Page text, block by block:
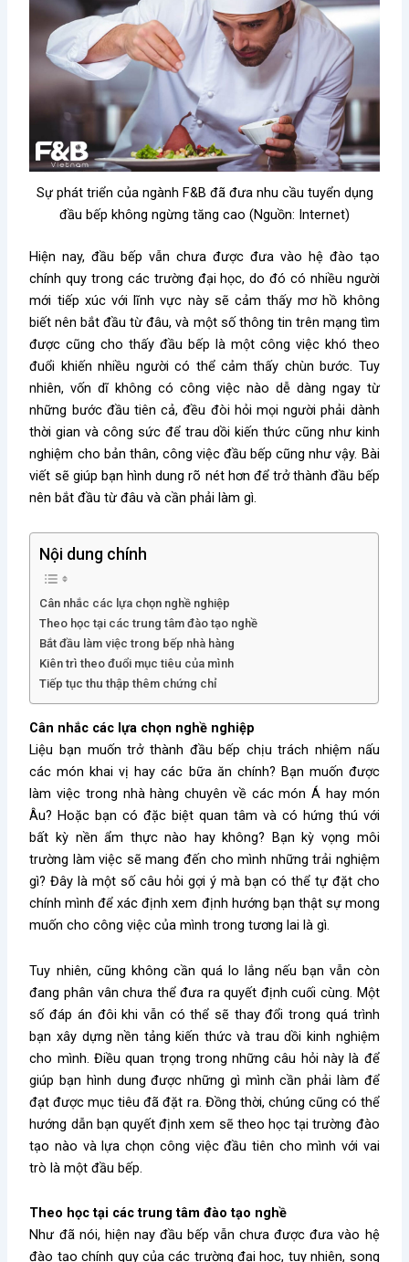
Sự phát triển của ngành F&B đã đưa nhu cầu tuyển dụng
đầu bếp không ngừng tăng cao (Nguồn: Internet)
Hiện nay, đầu bếp vẫn chưa được đưa vào hệ đào tạo
chính quy trong các trường đại học, do đó có nhiều người
mới tiếp xúc với lĩnh vực này sẽ cảm thấy mơ hồ không
biết nên bắt đầu từ đâu, và một số thông tin trên mạng tìm
được cũng cho thấy đầu bếp là một công việc khó theo
đuổi khiến nhiều người có thể cảm thấy chùn bước. Tuy
nhiên, vốn dĩ không có công việc nào dễ dàng ngay từ
những bước đầu tiên cả, đều đòi hỏi mọi người phải dành
thời gian và công sức để trau dồi kiến thức cũng như kinh
nghiệm cho bản thân, công việc đầu bếp cũng như vậy. Bài
viết sẽ giúp bạn hình dung rõ nét hơn để trở thành đầu bếp
nên bắt đầu từ đâu và cần phải làm gì.
Nội dung chính
Cân nhắc các lựa chọn nghề nghiệp
Theo học tại các trung tâm đào tạo nghề
Bắt đầu làm việc trong bếp nhà hàng
Kiên trì theo đuổi mục tiêu của mình
Tiếp tục thu thập thêm chứng chỉ
Cân nhắc các lựa chọn nghề nghiệp
Liệu bạn muốn trở thành đầu bếp chịu trách nhiệm nấu
các món khai vị hay các bữa ăn chính? Bạn muốn được
làm việc trong nhà hàng chuyên về các món Á hay món
Âu? Hoặc bạn có đặc biệt quan tâm và có hứng thú với
bất kỳ nền ẩm thực nào hay không? Bạn kỳ vọng môi
trường làm việc sẽ mang đến cho mình những trải nghiệm
gì? Đây là một số câu hỏi gợi ý mà bạn có thể tự đặt cho
chính mình để xác định xem định hướng bạn thật sự mong
muốn cho công việc của mình trong tương lai là gì.
Tuy nhiên, cũng không cần quá lo lắng nếu bạn vẫn còn
đang phân vân chưa thể đưa ra quyết định cuối cùng. Một
số đáp án đôi khi vẫn có thể sẽ thay đổi trong quá trình
bạn xây dựng nền tảng kiến thức và trau dồi kinh nghiệm
cho mình. Điều quan trọng trong những câu hỏi này là để
giúp bạn hình dung được những gì mình cần phải làm để
đạt được mục tiêu đã đặt ra. Đồng thời, chúng cũng có thể
hướng dẫn bạn quyết định xem sẽ theo học tại trường đào
tạo nào và lựa chọn công việc đầu tiên cho mình với vai
trò là một đầu bếp.
Theo học tại các trung tâm đào tạo nghề
Như đã nói, hiện nay đầu bếp vẫn chưa được đưa vào hệ
đào tạo chính quy của các trường đại học, tuy nhiên, song